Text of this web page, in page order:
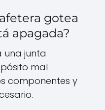
gotea
apagada?
una junta
mal
componentes y